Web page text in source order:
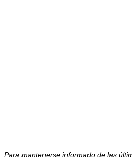
Para mantenerse informado de las